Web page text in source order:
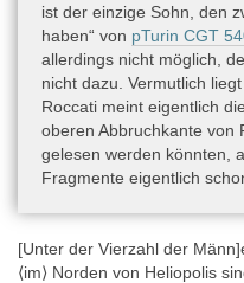
ist der einzige Sohn, den
haben“ von pTurin CGT
allerdings nicht möglich,
nicht dazu. Vermutlich
Roccati meint eigentlich
oberen Abbruchkante von
gelesen werden könnten,
Fragmente eigentlich
[Unter der Vierzahl der
⟨im⟩ Norden von Heliopolis